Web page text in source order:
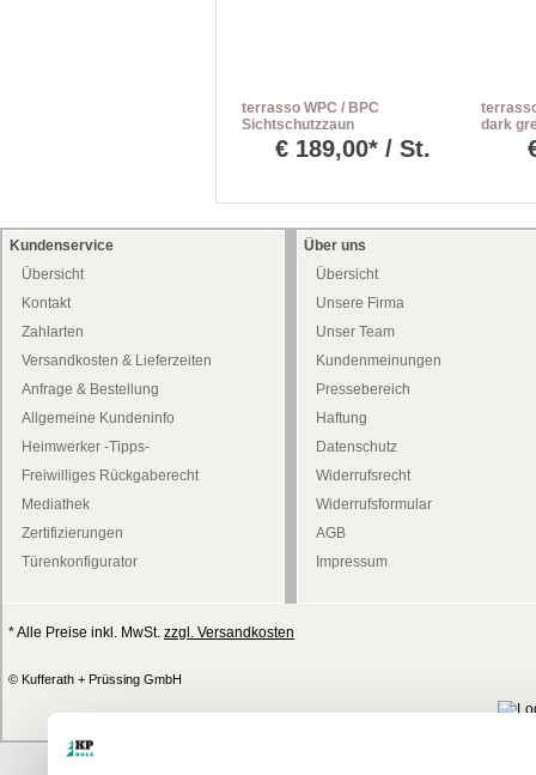
terrasso WPC / BPC
Sichtschutzzaun
abgeschrägt 90 x 180/90
cm dark grey
€ 189,00* / St.
dark
Kundenservice
Übersicht
Kontakt
Zahlarten
Versandkosten & Lieferzeiten
Anfrage & Bestellung
Allgemeine Kundeninfo
Heimwerker -Tipps-
Freiwilliges Rückgaberecht
Mediathek
Zertifizierungen
Türenkonfigurator
Über uns
Übersicht
Unsere Firma
Unser Team
Kundenmeinungen
Pressebereich
Haftung
Datenschutz
Widerrufsrecht
Widerrufsformular
AGB
Impressum
* Alle Preise inkl. MwSt. zzgl. Versandkosten
© Kufferath + Prüssing GmbH